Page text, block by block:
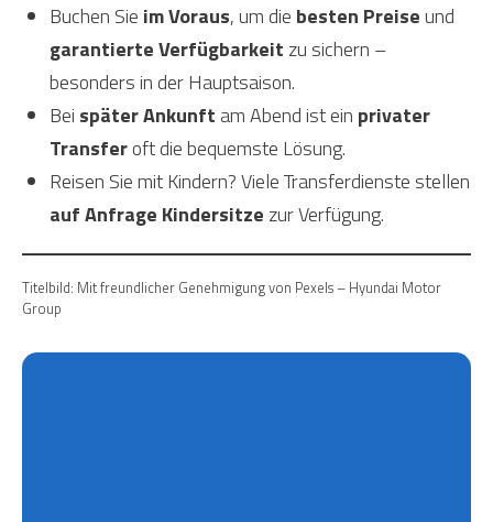
Buchen Sie im Voraus, um die besten Preiseund
garantierte Verfügbarkeit zu sichern –
besonders in der Hauptsaison.
Bei später Ankunft am Abend ist ein privater
Transferoft die bequemste Lösung.
Reisen Sie mit Kindern? Viele Transferdienste stellen
auf Anfrage Kindersitze zur Verfügung.
Titelbild: Mit freundlicher Genehmigung von Pexels – Hyundai Motor
Group